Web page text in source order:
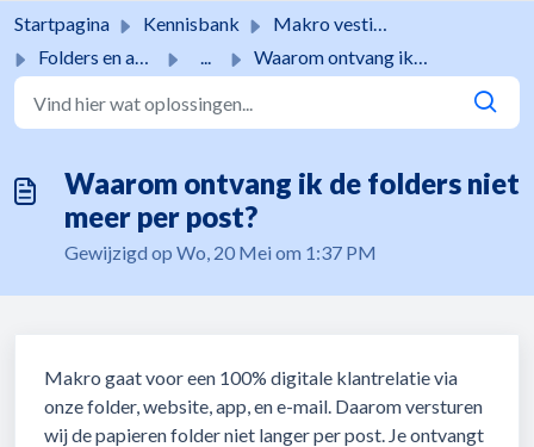
Startpagina Kennisbank
Makro vestigingen
Folders en acties
... Waarom ontvang ik de folders niet meer per post?
Waarom ontvang ik de folders niet
meer per post?
Gewijzigd op Wo, 20 Mei om 1:37 PM
Makro gaat voor een 100% digitale klantrelatie via
onze folder, website, app, en e-mail. Daarom versturen
wij de papieren folder niet langer per post. Je ontvangt